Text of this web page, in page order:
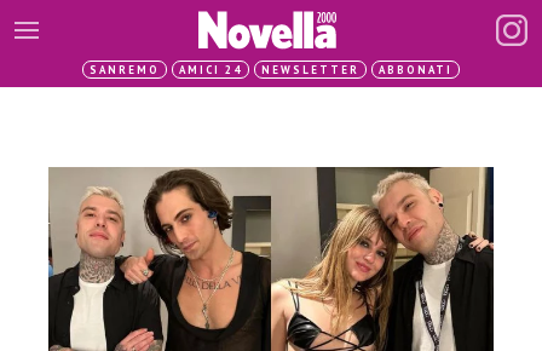
SANREMO AMICI 24 NEWSLETTER ABBONATI